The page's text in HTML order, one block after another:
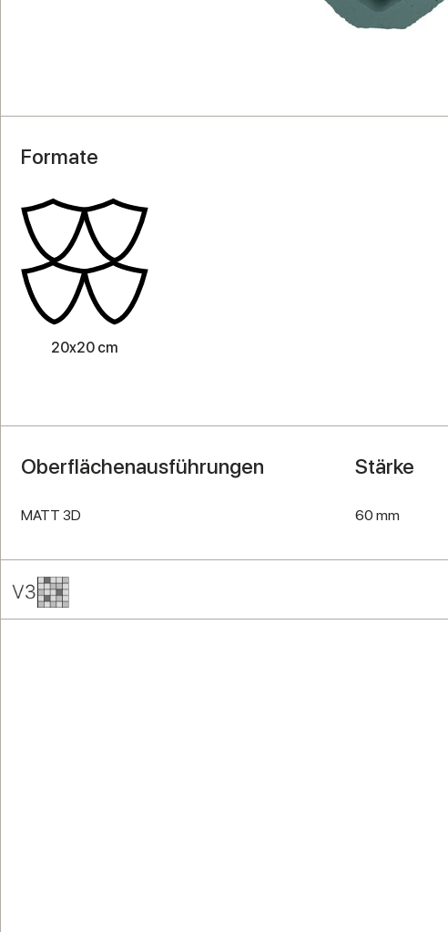
Formate
20x20 cm
Oberflächenausführungen
MATT 3D
Stärke
60 mm